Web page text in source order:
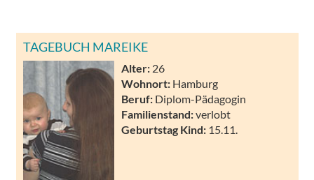
TAGEBUCH MAREIKE
Alter: 26
Wohnort: Hamburg
Beruf: Diplom-Pädagogin
Familienstand:verlobt
Geburtstag Kind: 15.11.